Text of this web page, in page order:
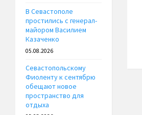
В Севастополе
простились с генерал-
майором Василием
Казаченко
05.08.2026
Севастопольскому
Фиоленту к сентябрю
обещают новое
пространство для
отдыха